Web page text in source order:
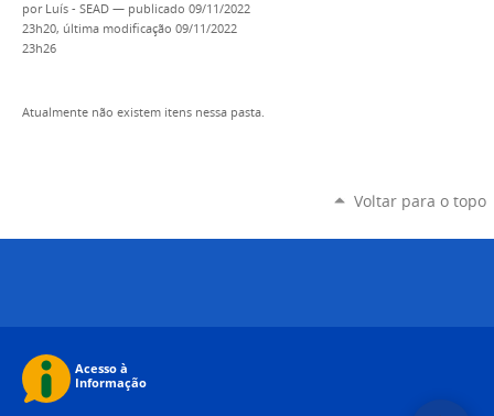
por Luís - SEAD — publicado 09/11/2022
23h20, última modificação 09/11/2022
23h26
Atualmente não existem itens nessa pasta.
Voltar para o topo